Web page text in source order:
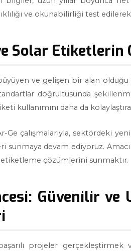
ve okunabilirliği test
Solar Etiketlerin
ve gelişen bir alan
doğrultusunda
kullanımını daha da
Ge çalışmalarıyla, sektördeki
sunmaya devam ediyoruz.
çözümlerini sunmaktır.
Güvenilir ve
projeler